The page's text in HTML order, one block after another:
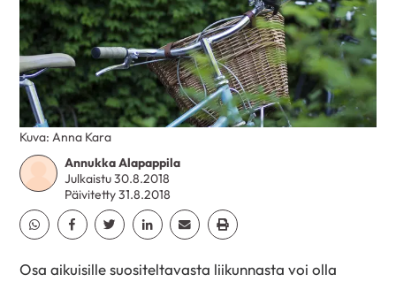
Annukka Alapappila
Julkaistu 30.8.2018
Päivitetty 31.8.2018
Jaa Whatsapp
Jaa Facebook
Jaa TwitterJaa Linkedin
Jaa EmailJaa Print
Kuva: Anna Kara
Osa aikuisille suositeltavasta liikunnasta voi olla